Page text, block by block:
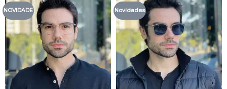
NOVIDADE Novidades